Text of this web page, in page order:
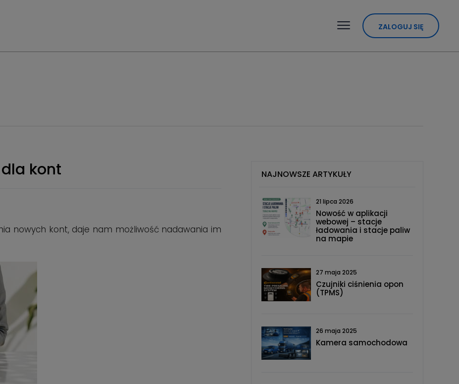
ZALOGUJ SIĘ
kont
nowych kont, daje nam możliwość nadawania im
NAJNOWSZE ARTYKUŁY
21 lipca 2026
Nowość w aplikacji
webowej – stacje
ładowania i stacje paliw
na mapie
27 maja 2025
Czujniki ciśnienia opon
(TPMS)
26 maja 2025
Kamera samochodowa